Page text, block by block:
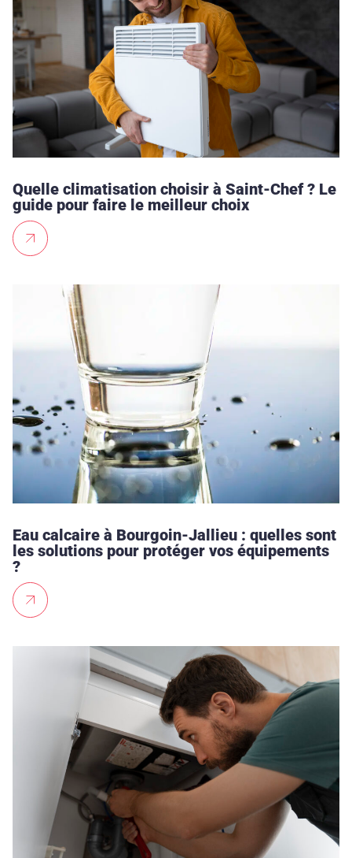
Quelle climatisation choisir à Saint-Chef ? Le
guide pour faire le meilleur choix
Eau calcaire à Bourgoin-Jallieu : quelles sont
les solutions pour protéger vos équipements
?